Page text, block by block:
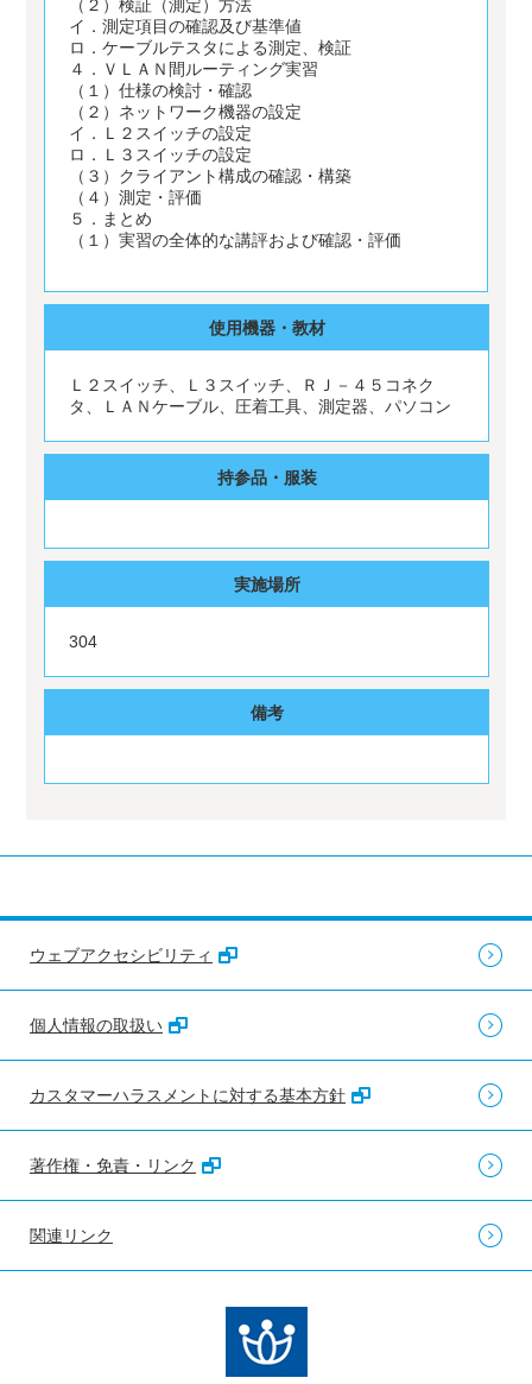
（２）検証（測定）方法
イ．測定項目の確認及び基準値
ロ．ケーブルテスタによる測定、検証
４．ＶＬＡＮ間ルーティング実習
（１）仕様の検討・確認
（２）ネットワーク機器の設定
イ．Ｌ２スイッチの設定
ロ．Ｌ３スイッチの設定
（３）クライアント構成の確認・構築
（４）測定・評価
５．まとめ
（１）実習の全体的な講評および確認・評価
使用機器・教材
Ｌ２スイッチ、Ｌ３スイッチ、ＲＪ－４５コネク
タ、ＬＡＮケーブル、圧着工具、測定器、パソコン
持参品・服装
実施場所
304
備考
ウェブアクセシビリティ
個人情報の取扱い
カスタマーハラスメントに対する基本方針
著作権・免責・リンク
関連リンク